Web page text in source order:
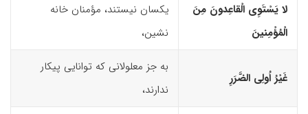
لا یَسْتَوِى الْقاعِدونَ مِنَ
الْمُؤْمِنینَ
یکسان نیستند، مؤمنان خانه
نشین،
غَیْرُ اُولِى الضَّرَرِ
به جز معلولانی که توانایی پیکار
ندارند،